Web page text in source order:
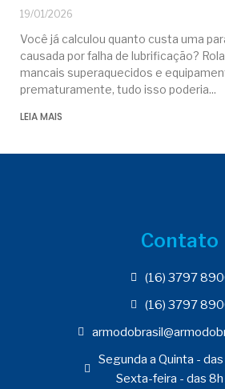
19/01/2026
Você já calculou quanto custa uma
causada por falha de lubrificação?
mancais superaquecidos e
prematuramente, tudo isso poderia
LEIA MAIS
Contato
(16) 3797
(16) 3797
Segunda a Quinta -
Sexta-feira - das 8h